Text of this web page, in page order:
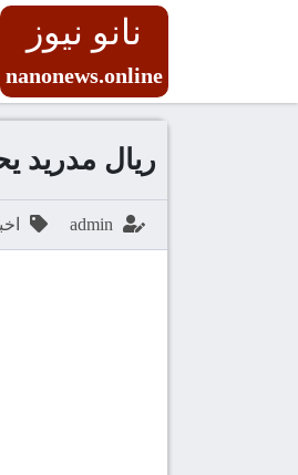
نانو نيوز
nanonews.online
ريال مدريد
admin